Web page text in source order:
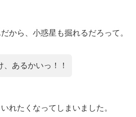
から、小惑星も掘れるだろって。
、あるかいっ！！
れたくなってしまいました。